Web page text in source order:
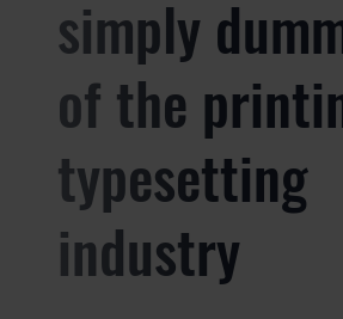
simply
of the
typesetting
industry